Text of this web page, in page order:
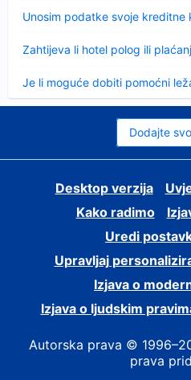
Unosim podatke svoje kreditne
Zahtijeva li hotel polog ili
Je li moguće dobiti pomoćni
Dodajte
Desktop verzija
Kako radimo
Uredi
Upravljaj
Izjava o
Izjava o ljudskim
Autorska prava ©
prava